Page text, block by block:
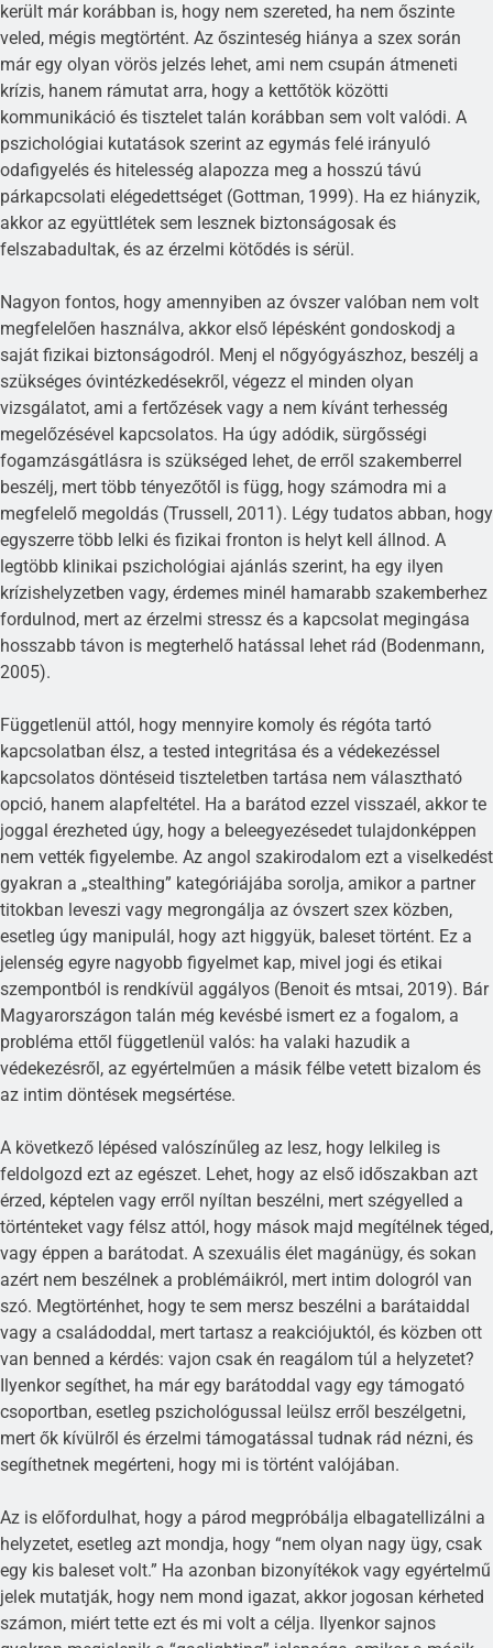
került már korábban is, hogy nem szereted, ha nem őszinte
veled, mégis megtörtént. Az őszinteség hiánya a szex során
már egy olyan vörös jelzés lehet, ami nem csupán átmeneti
krízis, hanem rámutat arra, hogy a kettőtök közötti
kommunikáció és tisztelet talán korábban sem volt valódi. A
pszichológiai kutatások szerint az egymás felé irányuló
odafigyelés és hitelesség alapozza meg a hosszú távú
párkapcsolati elégedettséget (Gottman, 1999). Ha ez hiányzik,
akkor az együttlétek sem lesznek biztonságosak és
felszabadultak, és az érzelmi kötődés is sérül.
Nagyon fontos, hogy amennyiben az óvszer valóban nem volt
megfelelően használva, akkor első lépésként gondoskodj a
saját fizikai biztonságodról. Menj el nőgyógyászhoz, beszélj a
szükséges óvintézkedésekről, végezz el minden olyan
vizsgálatot, ami a fertőzések vagy a nem kívánt terhesség
megelőzésével kapcsolatos. Ha úgy adódik, sürgősségi
fogamzásgátlásra is szükséged lehet, de erről szakemberrel
beszélj, mert több tényezőtől is függ, hogy számodra mi a
megfelelő megoldás (Trussell, 2011). Légy tudatos abban, hogy
egyszerre több lelki és fizikai fronton is helyt kell állnod. A
legtöbb klinikai pszichológiai ajánlás szerint, ha egy ilyen
krízishelyzetben vagy, érdemes minél hamarabb szakemberhez
fordulnod, mert az érzelmi stressz és a kapcsolat megingása
hosszabb távon is megterhelő hatással lehet rád (Bodenmann,
2005).
Függetlenül attól, hogy mennyire komoly és régóta tartó
kapcsolatban élsz, a tested integritása és a védekezéssel
kapcsolatos döntéseid tiszteletben tartása nem választható
opció, hanem alapfeltétel. Ha a barátod ezzel visszaél, akkor te
joggal érezheted úgy, hogy a beleegyezésedet tulajdonképpen
nem vették figyelembe. Az angol szakirodalom ezt a viselkedést
gyakran a „stealthing” kategóriájába sorolja, amikor a partner
titokban leveszi vagy megrongálja az óvszert szex közben,
esetleg úgy manipulál, hogy azt higgyük, baleset történt. Ez a
jelenség egyre nagyobb figyelmet kap, mivel jogi és etikai
szempontból is rendkívül aggályos (Benoit és mtsai, 2019). Bár
Magyarországon talán még kevésbé ismert ez a fogalom, a
probléma ettől függetlenül valós: ha valaki hazudik a
védekezésről, az egyértelműen a másik félbe vetett bizalom és
az intim döntések megsértése.
A következő lépésed valószínűleg az lesz, hogy lelkileg is
feldolgozd ezt az egészet. Lehet, hogy az első időszakban azt
érzed, képtelen vagy erről nyíltan beszélni, mert szégyelled a
történteket vagy félsz attól, hogy mások majd megítélnek téged,
vagy éppen a barátodat. A szexuális élet magánügy, és sokan
azért nem beszélnek a problémáikról, mert intim dologról van
szó. Megtörténhet, hogy te sem mersz beszélni a barátaiddal
vagy a családoddal, mert tartasz a reakciójuktól, és közben ott
van benned a kérdés: vajon csak én reagálom túl a helyzetet?
Ilyenkor segíthet, ha már egy barátoddal vagy egy támogató
csoportban, esetleg pszichológussal leülsz erről beszélgetni,
mert ők kívülről és érzelmi támogatással tudnak rád nézni, és
segíthetnek megérteni, hogy mi is történt valójában.
Az is előfordulhat, hogy a párod megpróbálja elbagatellizálni a
helyzetet, esetleg azt mondja, hogy “nem olyan nagy ügy, csak
egy kis baleset volt.” Ha azonban bizonyítékok vagy egyértelmű
jelek mutatják, hogy nem mond igazat, akkor jogosan kérheted
számon, miért tette ezt és mi volt a célja. Ilyenkor sajnos